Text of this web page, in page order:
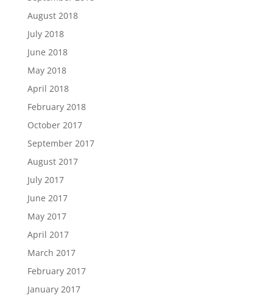
August 2018
July 2018
June 2018
May 2018
April 2018
February 2018
October 2017
September 2017
August 2017
July 2017
June 2017
May 2017
April 2017
March 2017
February 2017
January 2017